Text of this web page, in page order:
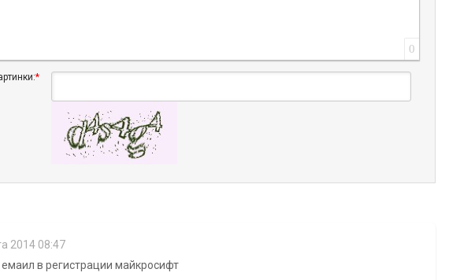
0
*
2014 08:47
емаил в регистрации майкросифт